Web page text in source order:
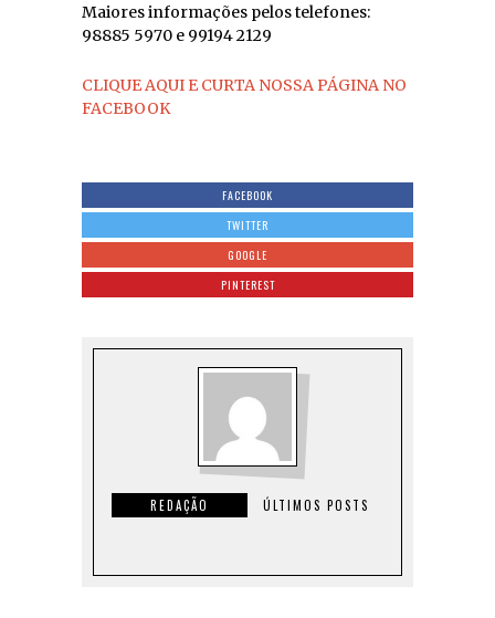
Maiores informações pelos telefones:
98885 5970 e 99194 2129
CLIQUE AQUI E CURTA NOSSA PÁGINA NO
FACEBOOK
FACEBOOK
TWITTER
GOOGLE
PINTEREST
REDAÇÃO ÚLTIMOS POSTS